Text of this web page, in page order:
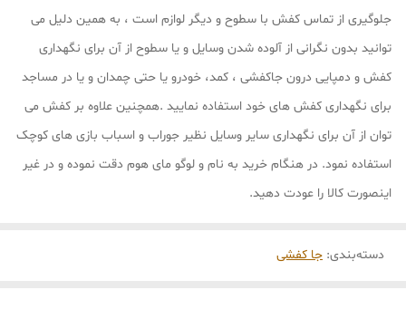
جلوگیری از تماس کفش با سطوح و دیگر لوازم است ، به همین دلیل می
توانید بدون نگرانی از آلوده شدن وسایل و یا سطوح از آن برای نگهداری
کفش و دمپایی درون جاکفشی ، کمد، خودرو یا حتی چمدان و یا در مساجد
برای نگهداری کفش ‌های خود استفاده نمایید .همچنین علاوه بر کفش می
توان از آن برای نگهداری سایر وسایل نظیر جوراب و اسباب بازی های کوچک
استفاده نمود. در هنگام خرید به نام و لوگو مای هوم دقت نموده و در غیر
اینصورت کالا را عودت دهید.
دسته‌بندی: جا کفشی